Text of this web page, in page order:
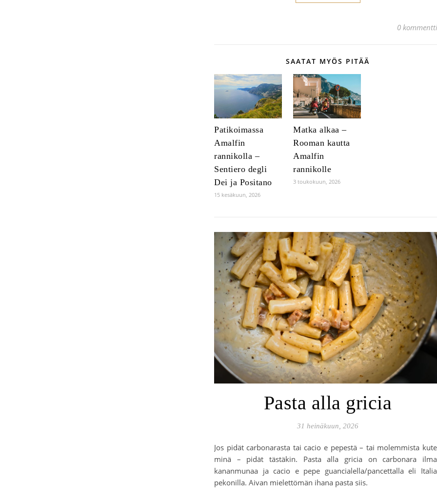
0
SAATAT MYÖS PITÄÄ
Patikoimassa
Amalfin
rannikolla –
Sentiero degli
Dei ja Positano
15 kesäkuun, 2026
Matka alkaa –
Rooman kautta
Amalfin
rannikolle
3 toukokuun, 2026
Pasta alla gricia
31 heinäkuun, 2026
Jos pidät carbonarasta tai cacio e pepestä – tai molemmista
minä – pidät tästäkin. Pasta alla gricia on carbonara
kananmunaa ja cacio e pepe guancialella/pancettalla eli
pekonilla. Aivan mielettömän ihana pasta siis.